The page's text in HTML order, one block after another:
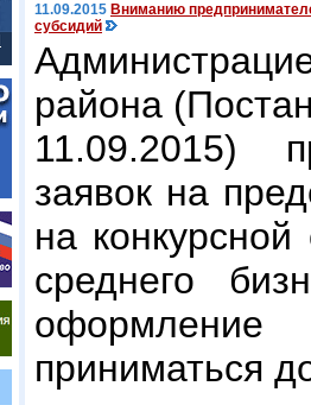
11.09.2015 Вниманию
субсидий
района
11.09.2015)
заявок на
на
среднего
приниматься